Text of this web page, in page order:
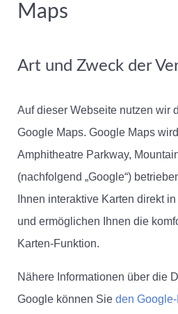
Maps
Art und Zweck der
Auf dieser Webseite nutzen wir
Google Maps. Google Maps
Amphitheatre Parkway,
(nachfolgend „Google“)
Ihnen interaktive Karten direkt
und ermöglichen Ihnen die
Karten-Funktion.
Nähere Informationen über die
Google können Sie den